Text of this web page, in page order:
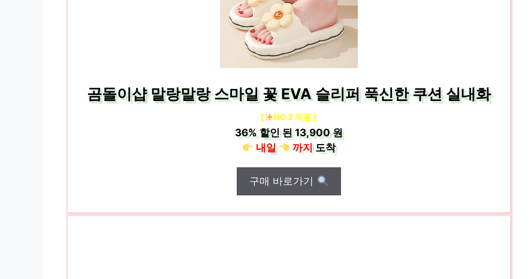
곰돌이샵 말랑말랑 스마일 꽃 EVA 슬리퍼 푹신한 쿠션 실내화
[ NO.3 제품 ]
36%할인 된13,900 원
내일
까지도착
구매 바로가기